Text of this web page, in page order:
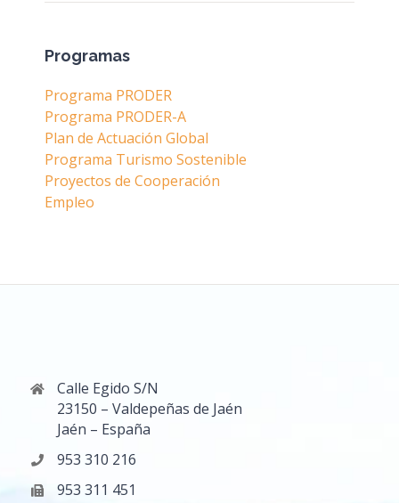
Programas
Programa PRODER
Programa PRODER-A
Plan de Actuación Global
Programa Turismo Sostenible
Proyectos de Cooperación
Empleo
Calle Egido S/N
23150 – Valdepeñas de Jaén
Jaén – España
953 310 216
953 311 451